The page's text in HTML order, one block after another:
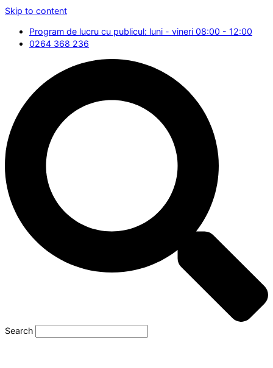
Skip to content
Program de lucru cu publicul: luni - vineri 08:00 - 12:00
0264 368 236
Search